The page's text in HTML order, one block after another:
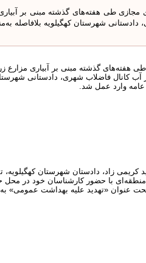
مجازی طی هفته‌های گذشته مبنی بر
دادستانی شهرستان کهگیلویه بلافاصله
هفته‌های گذشته مبنی بر آبیاری مزارع
کانال فاضلاب شهری، دادستانی
وارد عمل شد.
زاد، دادستان شهرستان کهگیلویه،
با حضور کارشناسان خود در محل
تحت عنوان «تهدید علیه بهداشت عمومی»